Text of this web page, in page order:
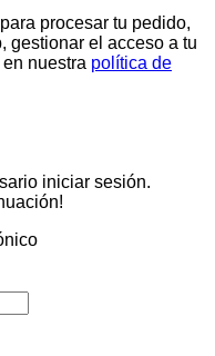
procesar tu pedido,
gestionar el acceso a tu
nuestra política de
iniciar sesión.